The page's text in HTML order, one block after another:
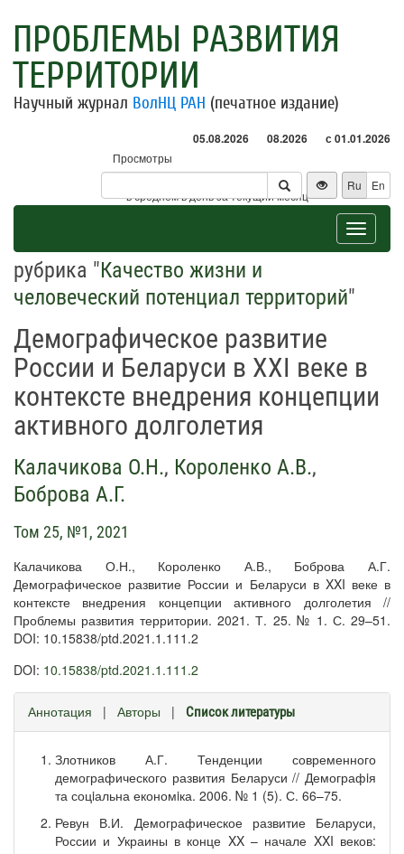
ПРОБЛЕМЫ РАЗВИТИЯ
ТЕРРИТОРИИ
Научный журнал ВолНЦ РАН (печатное издание)
05.08.2026 08.2026 с 01.01.2026
Просмотры
Посетители
* - в среднем в день за текущий месяц
Ru En
Toggle
рубрика "Качество жизни и
человеческий потенциал территорий"
Демографическое развитие
России и Беларуси в XXI веке в
контексте внедрения концепции
активного долголетия
Калачикова О.Н., Короленко А.В.,
Боброва А.Г.
Том 25, №1, 2021
Калачикова О.Н., Короленко А.В., Боброва А.Г.
Демографическое развитие России и Беларуси в XXI веке в
контексте внедрения концепции активного долголетия //
Проблемы развития территории. 2021. Т. 25. № 1. С. 29–51.
DOI: 10.15838/ptd.2021.1.111.2
DOI: 10.15838/ptd.2021.1.111.2
Аннотация | Авторы | Список литературы
Злотников А.Г. Тенденции современного
демографического развития Беларуси // Демографiя
та соцiальна економiка. 2006. № 1 (5). С. 66–75.
Ревун В.И. Демографическое развитие Беларуси,
России и Украины в конце XX – начале XXI веков: